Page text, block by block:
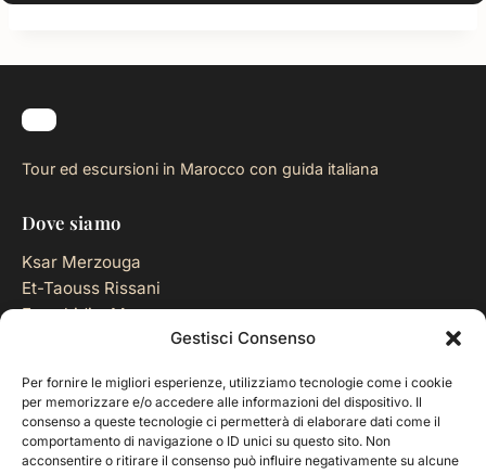
Gestisci Consenso
Per fornire le migliori esperienze, utilizziamo tecnologie come i cookie
per memorizzare e/o accedere alle informazioni del dispositivo. Il
consenso a queste tecnologie ci permetterà di elaborare dati come il
comportamento di navigazione o ID unici su questo sito. Non
acconsentire o ritirare il consenso può influire negativamente su alcune
Tour ed escursioni in Marocco con guida italiana
Dove siamo
Ksar Merzouga
Et-Taouss Rissani
Errachidia, Marocco
+212 668 659 210
+39 335 7499397